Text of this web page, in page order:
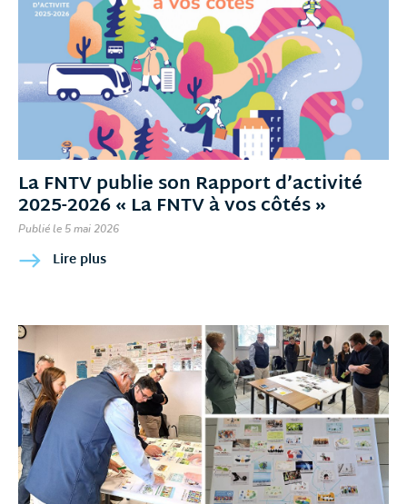
La FNTV publie son Rapport d’activité
2025-2026 « La FNTV à vos côtés »
Publié le 5 mai 2026
Lire plus